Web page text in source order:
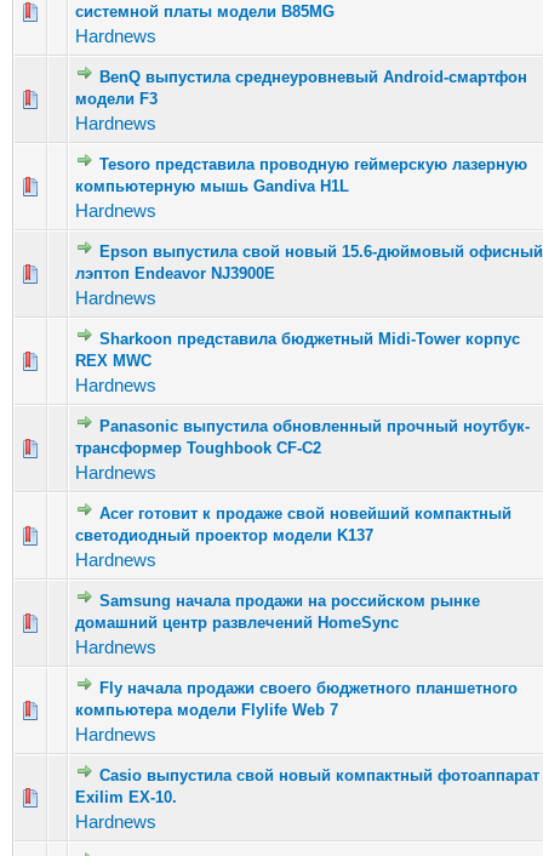
системной платы модели B85MG
Hardnews
Голосов: 38 - Средняя оценка: 2.82 из 5
12345
BenQ выпустила среднеуровневый Android-смартфон
модели F3
Hardnews
Голосов: 17 - Средняя оценка: 2.29 из 5
Tesoro представила проводную геймерскую лазерную
компьютерную мышь Gandiva H1L
Hardnews
Голосов: 19 - Средняя оценка: 2.16 из 5
123 45
Epson выпустила свой новый 15.6-дюймовый офисный
лэптоп Endeavor NJ3900E
Hardnews
Голосов: 21 - Средняя оценка: 2.67 из 5
1234 5
Sharkoon представила бюджетный Midi-Tower корпус
REX MWC
Hardnews
Голосов: 15 - Средняя оценка: 2.47 из 5
Panasonic выпустила обновленный прочный ноутбук-
трансформер Toughbook CF-C2
Hardnews
Голосов: 16 - Средняя оценка: 2.19 из 5
1 2345
Acer готовит к продаже свой новейший компактный
светодиодный проектор модели K137
Hardnews
Голосов: 20 - Средняя оценка: 2.75 из 5
12 345
Samsung начала продажи на российском рынке
домашний центр развлечений HomeSync
Hardnews
Голосов: 26 - Средняя оценка: 3.08 из 5
1234 5
Fly начала продажи своего бюджетного планшетного
компьютера модели Flylife Web 7
Hardnews
Голосов: 19 - Средняя оценка: 2.63 из 5
12345
Casio выпустила свой новый компактный фотоаппарат
Exilim EX-10.
Hardnews
Голосов: 15 - Средняя оценка: 2.4 из 5
1